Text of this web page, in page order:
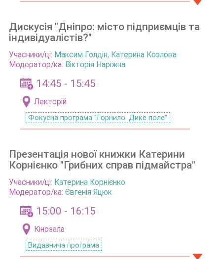
14:45 - 15:45
Лекторій
Фокусна програма "Горнило. Дике поле"
Дискусія "Дніпро: місто підприємців та
індивідуалістів?"
Учасники/ці: Максим Голдін, Катерина Козлова
Модератор/ка: Вікторія Наріжна
15:00 - 16:15
Кінозала
Видавнича програма
Презентація нової книжки Катерини
Корнієнко "Грибних справ підмайстра"
Учасники/ці: Катерина Корнієнко
Модератор/ка: Євгенія Яцюк